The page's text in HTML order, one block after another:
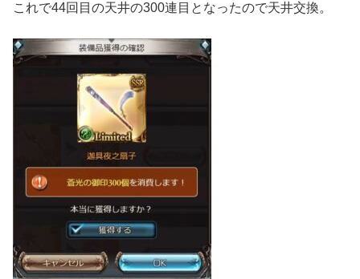
これで44回目の天井の300連目となったので天井交換。